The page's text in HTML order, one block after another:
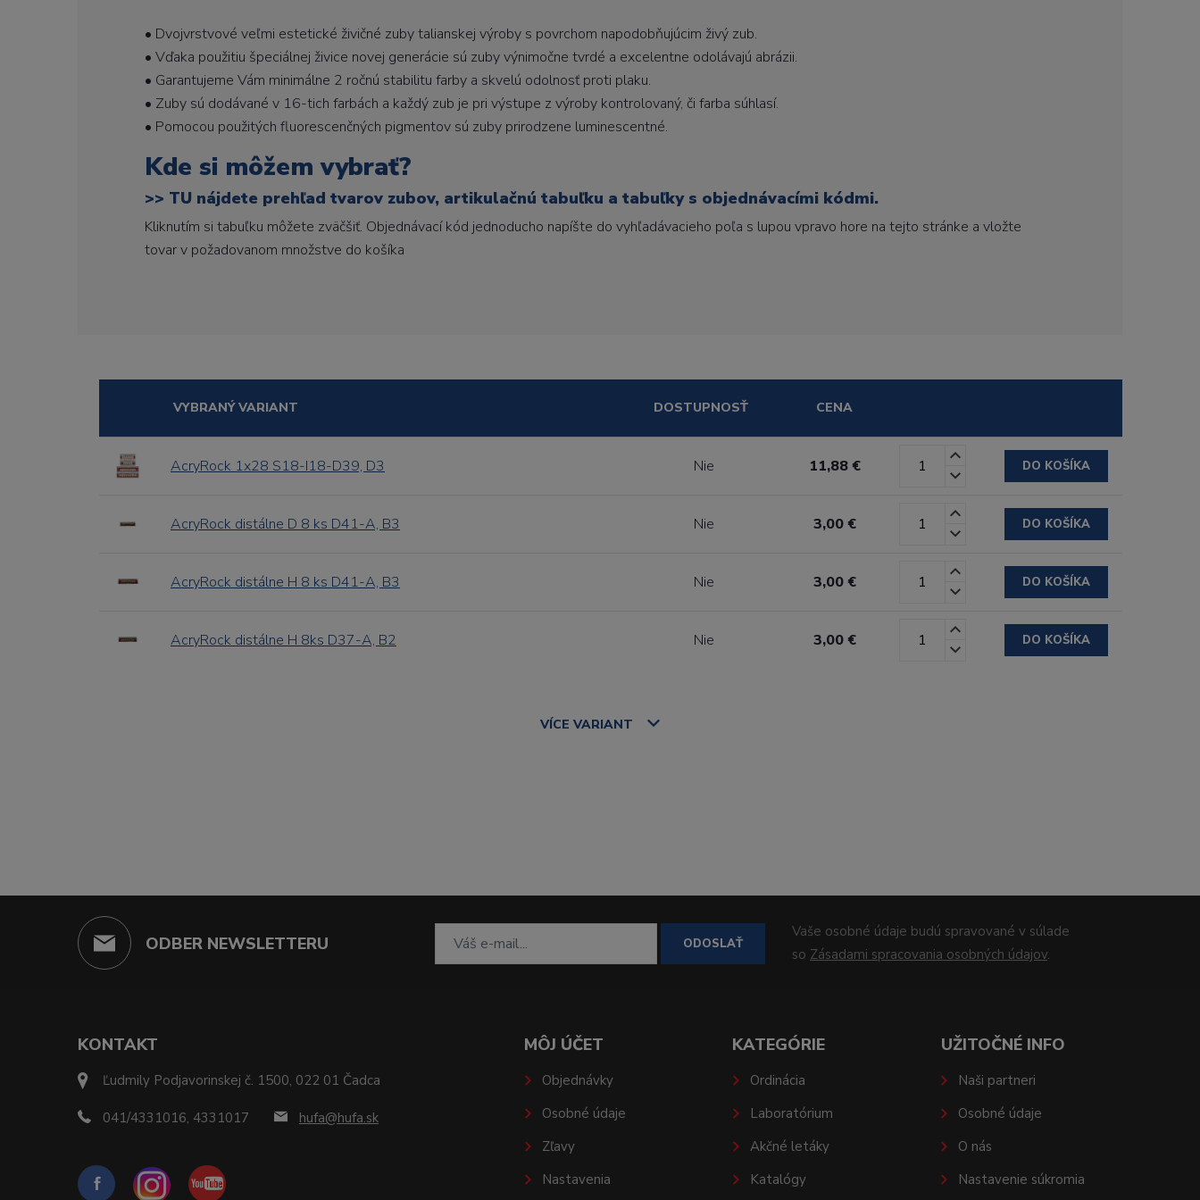
• Dvojvrstvové veľmi estetické živičné zuby talianskej výroby s povrchom napodobňujúcim živý zub.
• Vďaka použitiu špeciálnej živice novej generácie sú zuby výnimočne tvrdé a excelentne odolávajú abrázii.
• Garantujeme Vám minimálne 2 ročnú stabilitu farby a skvelú odolnosť proti plaku.
• Zuby sú dodávané v 16-tich farbách a každý zub je pri výstupe z výroby kontrolovaný, či farba súhlasí.
• Pomocou použitých fluorescenčných pigmentov sú zuby prirodzene luminescentné.
Kde si môžem vybrať?
>> TU nájdete prehľad tvarov zubov, artikulačnú tabuľku a tabuľky s objednávacími kódmi.
Kliknutím si tabuľku môžete zväčšiť. Objednávací kód jednoducho napíšte do vyhľadávacieho poľa s lupou vpravo hore na tejto stránke a vložte
tovar v požadovanom množstve do košíka
VYBRANÝ VARIANT DOSTUPNOSŤ CENA
AcryRock 1x28 S18-I18-D39, D3 Nie 11,88 € DO KOŠÍKA
AcryRock distálne D 8 ks D41-A, B3 Nie 3,00 € DO KOŠÍKA
AcryRock distálne H 8 ks D41-A, B3 Nie 3,00 € DO KOŠÍKA
AcryRock distálne H 8ks D37-A, B2 Nie 3,00 € DO KOŠÍKA
VÍCE VARIANT
ODBER NEWSLETTERU ODOSLAŤ
Vaše osobné údaje budú spravované v súlade
so Zásadami spracovania osobných údajov.
KONTAKT
Ľudmily Podjavorinskej č. 1500, 022 01 Čadca
041/4331016, 4331017 hufa@hufa.sk
MÔJ ÚČET
Objednávky
Osobné údaje
Zľavy
Nastavenia
KATEGÓRIE
Ordinácia
Laboratórium
Akčné letáky
Katalógy
UŽITOČNÉ INFO
Naši partneri
Osobné údaje
O nás
Nastavenie súkromia